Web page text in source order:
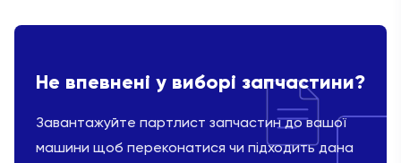
Не впевнені у виборі запчастини?
Завантажуйте партлист запчастин до вашої
машини щоб переконатися чи підходить дана